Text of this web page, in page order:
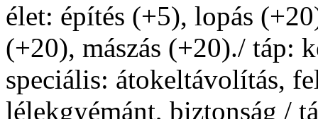
élet: építés (+5), lopás
(+20), mászás (+20)./ táp:
speciális: átokeltávolítás,
lélekgyémánt, biztonság /